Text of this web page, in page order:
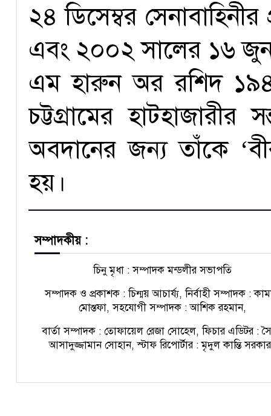
২৪ ডিসেম্বর
এবং ২০০২ সালের ১৬
এম হারুন অর রশিদ
চট্টগ্রামের হাটহাজারীর
অবদানের জন্য তাঁকে
হয়।
সম্পাদকীয় :
চিনু মৃধা : সম্পাদক মন্ডলীর সভাপতি
সম্পাদক ও প্রকাশক : চিন্ময় আচার্য্য, নির্বাহী সম্পাদক :
মোস্তফা, সহযোগী সম্পাদক : আশিক রহমান,
বার্তা সম্পাদক : তোফায়েল রেজা সোহেল, ফিচার এডিটর :
আসাদুজ্জামান সোহান, স্টাফ রিপোর্টার : মৃদুল কান্তি